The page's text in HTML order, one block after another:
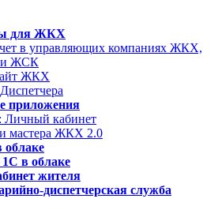
для ЖКХ
в управляющих компаниях ЖКХ,
ЖСК
ЖКХ
приложения
кабинет
мастера ЖКХ 2.0
в облаке
жителя
диспетчерская служба